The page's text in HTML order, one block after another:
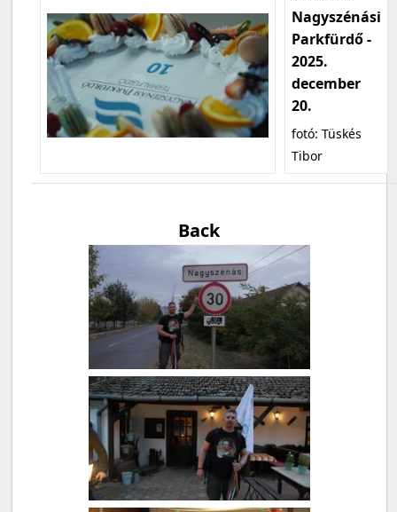
Nagyszénási
Parkfürdő -
2025.
december
20.
fotó: Tüskés
Tibor
Back